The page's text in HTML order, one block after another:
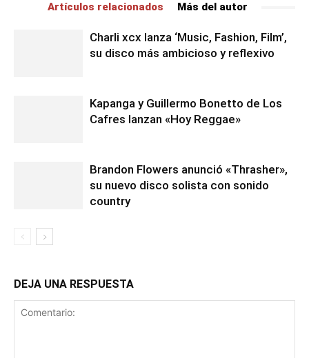
Artículos relacionados Más del autor
Charli xcx lanza ‘Music, Fashion, Film’,
su disco más ambicioso y reflexivo
Kapanga y Guillermo Bonetto de Los
Cafres lanzan «Hoy Reggae»
Brandon Flowers anunció «Thrasher»,
su nuevo disco solista con sonido
country
DEJA UNA RESPUESTA